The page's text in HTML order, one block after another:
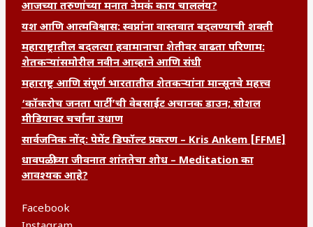
आजच्या तरुणांच्या मनात नेमकं काय चाललंय?
यश आणि आत्मविश्वास: स्वप्नांना वास्तवात बदलण्याची शक्ती
महाराष्ट्रातील बदलत्या हवामानाचा शेतीवर वाढता परिणाम:
शेतकऱ्यांसमोरील नवीन आव्हाने आणि संधी
महाराष्ट्र आणि संपूर्ण भारतातील शेतकऱ्यांना मान्सूनचे महत्त्व
‘कॉकरोच जनता पार्टी’ची वेबसाईट अचानक डाउन; सोशल
मीडियावर चर्चांना उधाण
सार्वजनिक नोंद: पेमेंट डिफॉल्ट प्रकरण – Kris Ankem [FFME]
धावपळीच्या जीवनात शांततेचा शोध – Meditation का
आवश्यक आहे?
Facebook